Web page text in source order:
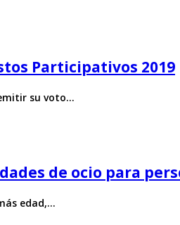
Participativos 2019
su voto…
de ocio para
edad,…